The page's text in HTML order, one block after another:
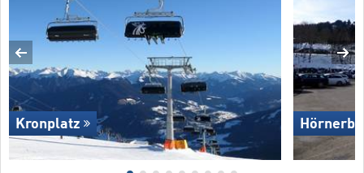
Kronplatz